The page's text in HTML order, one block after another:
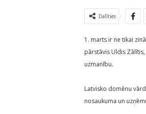
Dalīties
1. marts ir ne tikai
pārstāvis Uldis
uzmanību.
Latvisko domēnu
nosaukuma un